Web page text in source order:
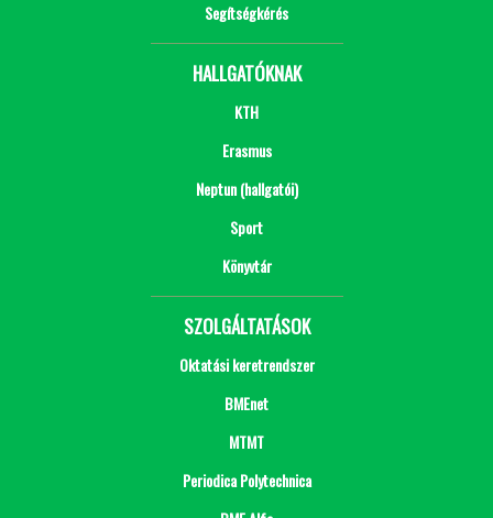
Segítségkérés
HALLGATÓKNAK
KTH
Erasmus
Neptun (hallgatói)
Sport
Könyvtár
SZOLGÁLTATÁSOK
Oktatási keretrendszer
BMEnet
MTMT
Periodica Polytechnica